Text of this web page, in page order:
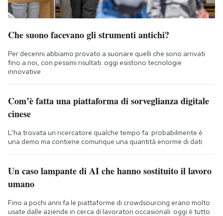
Che suono facevano gli strumenti antichi?
Per decenni abbiamo provato a suonare quelli che sono arrivati
fino a noi, con pessimi risultati: oggi esistono tecnologie
innovative
Com’è fatta una piattaforma di sorveglianza digitale
cinese
L'ha trovata un ricercatore qualche tempo fa: probabilmente è
una demo ma contiene comunque una quantità enorme di dati
Un caso lampante di AI che hanno sostituito il lavoro
umano
Fino a pochi anni fa le piattaforme di crowdsourcing erano molto
usate dalle aziende in cerca di lavoratori occasionali: oggi è tutto